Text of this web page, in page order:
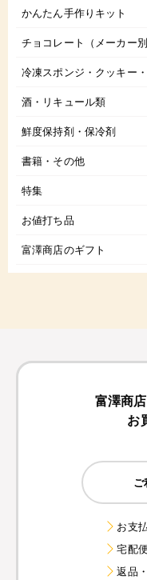
かんたん手作りキット
チョコレート（メーカー別
冷凍スポンジ・クッキー
酒・リキュール類
鮮度保持剤・保冷剤
書籍・その他
特集
お値打ち品
富澤商店のギフト
富澤商
お
ご
お支
宅配
返品